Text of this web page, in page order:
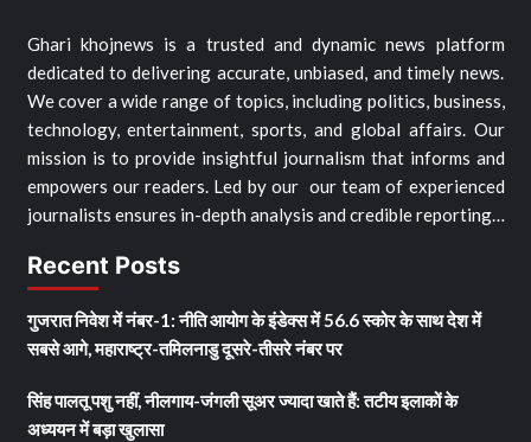
Ghari khojnews is a trusted and dynamic news platform
dedicated to delivering accurate, unbiased, and timely news.
We cover a wide range of topics, including politics, business,
technology, entertainment, sports, and global affairs. Our
mission is to provide insightful journalism that informs and
empowers our readers. Led by our our team of experienced
journalists ensures in-depth analysis and credible reporting…
Recent Posts
गुजरात निवेश में नंबर-1: नीति आयोग के इंडेक्स में 56.6 स्कोर के साथ देश में
सबसे आगे, महाराष्ट्र-तमिलनाडु दूसरे-तीसरे नंबर पर
सिंह पालतू पशु नहीं, नीलगाय-जंगली सूअर ज्यादा खाते हैं: तटीय इलाकों के
अध्ययन में बड़ा खुलासा